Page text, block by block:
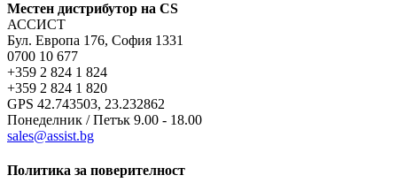
Местен дистрибутор на CS
АССИСТ
Бул. Европа 176, София 1331
0700 10 677
+359 2 824 1 824
+359 2 824 1 820
GPS 42.743503, 23.232862
Понеделник / Петък 9.00 - 18.00
sales@assist.bg
Политика за поверителност